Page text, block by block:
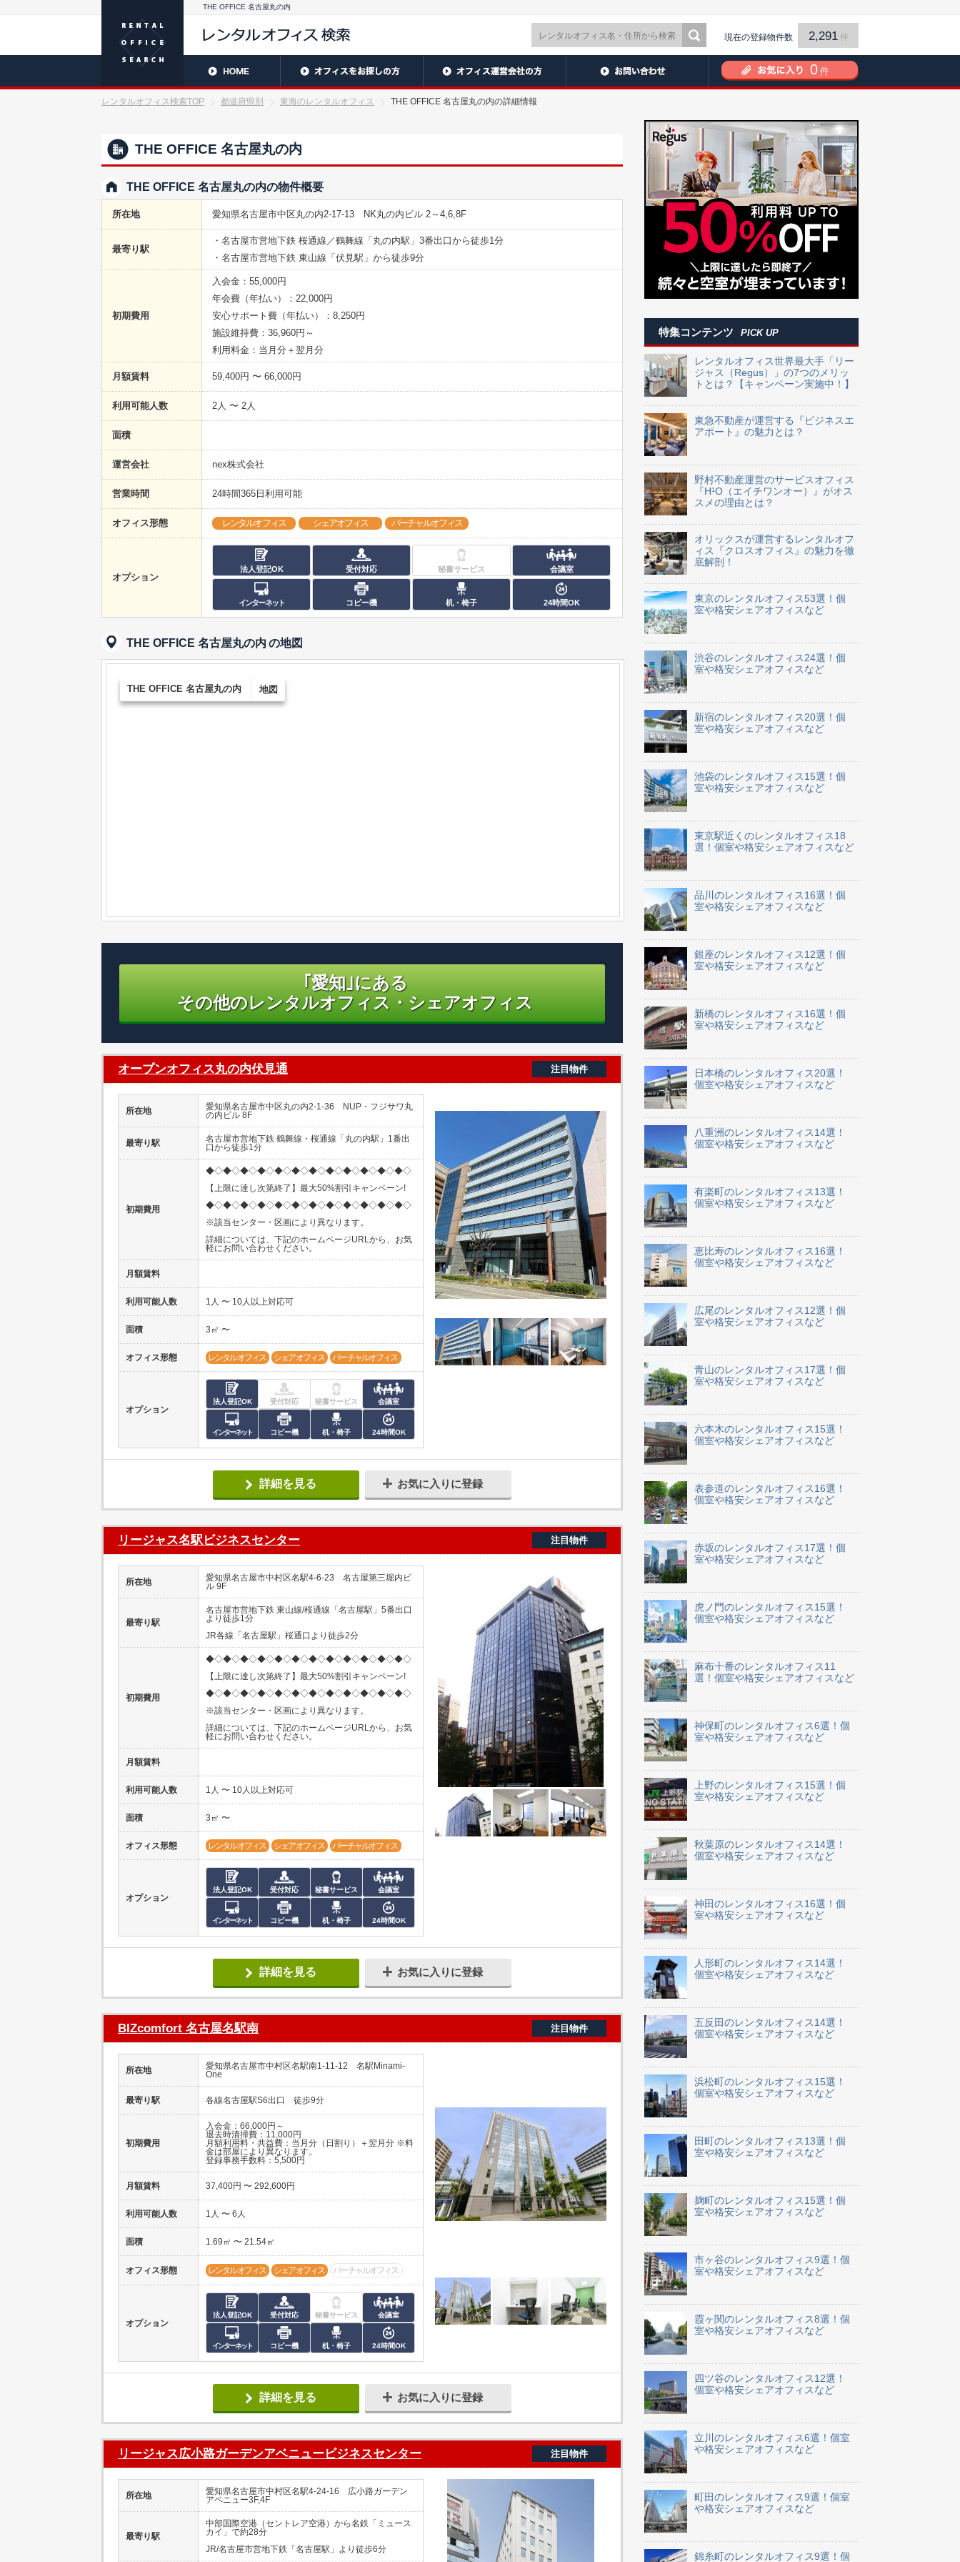
THE OFFICE 名古屋丸の内
現在の登録物件数 2,291 件
0 件
レンタルオフィス検索TOP 都道府県別 東海のレンタルオフィス THE OFFICE 名古屋丸の内の詳細情報
THE OFFICE 名古屋丸の内
THE OFFICE 名古屋丸の内の物件概要
所在地 愛知県名古屋市中区丸の内2-17-13 NK丸の内ビル 2～4,6,8F
最寄り駅
・名古屋市営地下鉄 桜通線／鶴舞線「丸の内駅」3番出口から徒歩1分
・名古屋市営地下鉄 東山線「伏見駅」から徒歩9分
初期費用
入会金：55,000円
年会費（年払い）：22,000円
安心サポート費（年払い）：8,250円
施設維持費：36,960円～
利用料金：当月分＋翌月分
月額賃料 59,400円 〜 66,000円
利用可能人数 2人 〜 2人
面積
運営会社 nex株式会社
営業時間 24時間365日利用可能
オフィス形態 レンタルオフィス シェアオフィス バーチャルオフィス
オプション
法人登記OK 受付対応 秘書サービス 会議室
インターネット コピー機 机・椅子 24時間OK
THE OFFICE 名古屋丸の内 の地図
THE OFFICE 名古屋丸の内 地図
｢愛知｣にある
その他のレンタルオフィス・シェアオフィス
オープンオフィス丸の内伏見通 注目物件
所在地
愛知県名古屋市中区丸の内2-1-36 NUP・フジサワ丸
の内ビル 8F
最寄り駅
名古屋市営地下鉄 鶴舞線・桜通線「丸の内駅」1番出
口から徒歩1分
初期費用
◆◇◆◇◆◇◆◇◆◇◆◇◆◇◆◇◆◇◆◇◆◇◆◇
【上限に達し次第終了】最大50%割引キャンペーン!
◆◇◆◇◆◇◆◇◆◇◆◇◆◇◆◇◆◇◆◇◆◇◆◇
※該当センター・区画により異なります。
詳細については、下記のホームページURLから、お気
軽にお問い合わせください。
月額賃料
利用可能人数 1人 〜 10人以上対応可
面積 3㎡ 〜
オフィス形態 レンタルオフィス シェアオフィス バーチャルオフィス
オプション
法人登記OK 受付対応 秘書サービス 会議室
インターネット コピー機 机・椅子 24時間OK
詳細を見る お気に入りに登録
リージャス名駅ビジネスセンター 注目物件
所在地
愛知県名古屋市中村区名駅4-6-23 名古屋第三堀内ビ
ル 9F
最寄り駅
名古屋市営地下鉄 東山線/桜通線「名古屋駅」5番出口
より徒歩1分
JR各線「名古屋駅」桜通口より徒歩2分
初期費用
◆◇◆◇◆◇◆◇◆◇◆◇◆◇◆◇◆◇◆◇◆◇◆◇
【上限に達し次第終了】最大50%割引キャンペーン!
◆◇◆◇◆◇◆◇◆◇◆◇◆◇◆◇◆◇◆◇◆◇◆◇
※該当センター・区画により異なります。
詳細については、下記のホームページURLから、お気
軽にお問い合わせください。
月額賃料
利用可能人数 1人 〜 10人以上対応可
面積 3㎡ 〜
オフィス形態 レンタルオフィス シェアオフィス バーチャルオフィス
オプション
法人登記OK 受付対応 秘書サービス 会議室
インターネット コピー機 机・椅子 24時間OK
詳細を見る お気に入りに登録
BIZcomfort 名古屋名駅南 注目物件
所在地
愛知県名古屋市中村区名駅南1-11-12 名駅Minami-
One
最寄り駅 各線名古屋駅S6出口 徒歩9分
初期費用
入会金：66,000円～
退去時清掃費：11,000円
月額利用料・共益費：当月分（日割り）＋翌月分 ※料
金は部屋により異なります。
登録事務手数料：5,500円
月額賃料 37,400円 〜 292,600円
利用可能人数 1人 〜 6人
面積 1.69㎡ 〜 21.54㎡
オフィス形態 レンタルオフィス シェアオフィス バーチャルオフィス
オプション
法人登記OK 受付対応 秘書サービス 会議室
インターネット コピー機 机・椅子 24時間OK
詳細を見る お気に入りに登録
リージャス広小路ガーデンアベニュービジネスセンター 注目物件
所在地
愛知県名古屋市中村区名駅4-24-16 広小路ガーデン
アベニュー3F,4F
最寄り駅
中部国際空港（セントレア空港）から名鉄「ミュース
カイ」で約28分
JR/名古屋市営地下鉄「名古屋駅」より徒歩6分
特集コンテンツ PICK UP
レンタルオフィス世界最大手「リー
ジャス（Regus）」の7つのメリッ
トとは？【キャンペーン実施中！】
東急不動産が運営する『ビジネスエ
アポート』の魅力とは？
野村不動産運営のサービスオフィス
『H¹O（エイチワンオー）』がオス
スメの理由とは？
オリックスが運営するレンタルオフ
ィス『クロスオフィス』の魅力を徹
底解剖！
東京のレンタルオフィス53選！個
室や格安シェアオフィスなど
渋谷のレンタルオフィス24選！個
室や格安シェアオフィスなど
新宿のレンタルオフィス20選！個
室や格安シェアオフィスなど
池袋のレンタルオフィス15選！個
室や格安シェアオフィスなど
東京駅近くのレンタルオフィス18
選！個室や格安シェアオフィスなど
品川のレンタルオフィス16選！個
室や格安シェアオフィスなど
銀座のレンタルオフィス12選！個
室や格安シェアオフィスなど
新橋のレンタルオフィス16選！個
室や格安シェアオフィスなど
日本橋のレンタルオフィス20選！
個室や格安シェアオフィスなど
八重洲のレンタルオフィス14選！
個室や格安シェアオフィスなど
有楽町のレンタルオフィス13選！
個室や格安シェアオフィスなど
恵比寿のレンタルオフィス16選！
個室や格安シェアオフィスなど
広尾のレンタルオフィス12選！個
室や格安シェアオフィスなど
青山のレンタルオフィス17選！個
室や格安シェアオフィスなど
六本木のレンタルオフィス15選！
個室や格安シェアオフィスなど
表参道のレンタルオフィス16選！
個室や格安シェアオフィスなど
赤坂のレンタルオフィス17選！個
室や格安シェアオフィスなど
虎ノ門のレンタルオフィス15選！
個室や格安シェアオフィスなど
麻布十番のレンタルオフィス11
選！個室や格安シェアオフィスなど
神保町のレンタルオフィス6選！個
室や格安シェアオフィスなど
上野のレンタルオフィス15選！個
室や格安シェアオフィスなど
秋葉原のレンタルオフィス14選！
個室や格安シェアオフィスなど
神田のレンタルオフィス16選！個
室や格安シェアオフィスなど
人形町のレンタルオフィス14選！
個室や格安シェアオフィスなど
五反田のレンタルオフィス14選！
個室や格安シェアオフィスなど
浜松町のレンタルオフィス15選！
個室や格安シェアオフィスなど
田町のレンタルオフィス13選！個
室や格安シェアオフィスなど
麹町のレンタルオフィス15選！個
室や格安シェアオフィスなど
市ヶ谷のレンタルオフィス9選！個
室や格安シェアオフィスなど
霞ヶ関のレンタルオフィス8選！個
室や格安シェアオフィスなど
四ツ谷のレンタルオフィス12選！
個室や格安シェアオフィスなど
立川のレンタルオフィス6選！個室
や格安シェアオフィスなど
町田のレンタルオフィス9選！個室
や格安シェアオフィスなど
錦糸町のレンタルオフィス9選！個